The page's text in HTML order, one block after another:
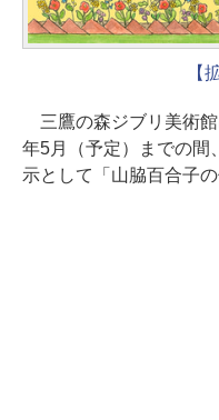
【
三鷹の森ジブリ美術
年5月（予定）までの間
示として「山脇百合子